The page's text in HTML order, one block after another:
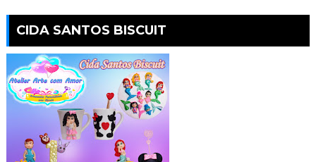
CIDA SANTOS BISCUIT